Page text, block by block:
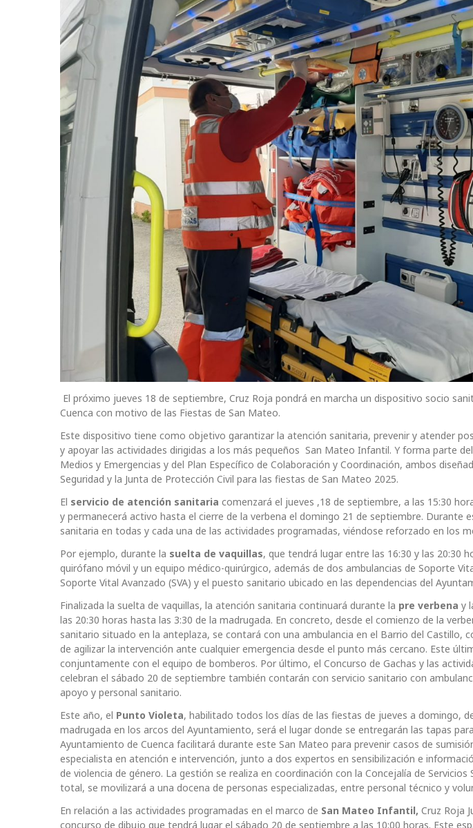
El próximo jueves 18 de septiembre, Cruz Roja pondrá en marcha un dispositivo socio
Cuenca con motivo de las Fiestas de San Mateo.
Este dispositivo tiene como objetivo garantizar la atención sanitaria, prevenir y atender
y apoyar las actividades dirigidas a los más pequeños San Mateo Infantil. Y forma parte
Medios y Emergencias y del Plan Específico de Colaboración y Coordinación, ambos
Seguridad y la Junta de Protección Civil para las fiestas de San Mateo 2025.
El servicio de atención sanitaria comenzará el jueves ,18 de septiembre, a las 15:30
y permanecerá activo hasta el cierre de la verbena el domingo 21 de septiembre. Durante
sanitaria en todas y cada una de las actividades programadas, viéndose reforzado en los
Por ejemplo, durante la suelta de vaquillas, que tendrá lugar entre las 16:30 y las 20:30
quirófano móvil y un equipo médico-quirúrgico, además de dos ambulancias de Soporte
Soporte Vital Avanzado (SVA) y el puesto sanitario ubicado en las dependencias del
Finalizada la suelta de vaquillas, la atención sanitaria continuará durante la pre verbena y
las 20:30 horas hasta las 3:30 de la madrugada. En concreto, desde el comienzo de la
sanitario situado en la anteplaza, se contará con una ambulancia en el Barrio del Castillo,
de agilizar la intervención ante cualquier emergencia desde el punto más cercano. Este
conjuntamente con el equipo de bomberos. Por último, el Concurso de Gachas y las
celebran el sábado 20 de septiembre también contarán con servicio sanitario con
apoyo y personal sanitario.
Este año, el Punto Violeta, habilitado todos los días de las fiestas de jueves a domingo,
madrugada en los arcos del Ayuntamiento, será el lugar donde se entregarán las tapas
Ayuntamiento de Cuenca facilitará durante este San Mateo para prevenir casos de
especialista en atención e intervención, junto a dos expertos en sensibilización e
de violencia de género. La gestión se realiza en coordinación con la Concejalía de
total, se movilizará a una docena de personas especializadas, entre personal técnico y
En relación a las actividades programadas en el marco de San Mateo Infantil, Cruz Roja
concurso de dibujo que tendrá lugar el sábado 20 de septiembre a las 10:00 horas. Este